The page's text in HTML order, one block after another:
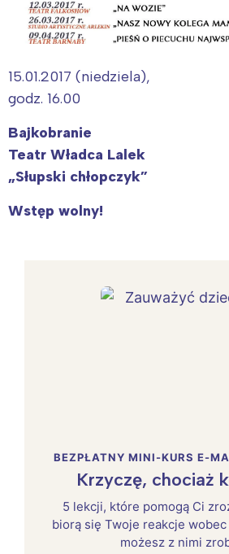
15.01.2017 (niedziela),
godz. 16.00
Bajkobranie
Teatr Władca Lalek
„Słupski chłopczyk”
Wstęp wolny!
BEZPŁATNY MINI-KURS E-
Krzyczę, chociaż
5 lekcji, które pomogą Ci
biorą się Twoje reakcje
możesz z nimi